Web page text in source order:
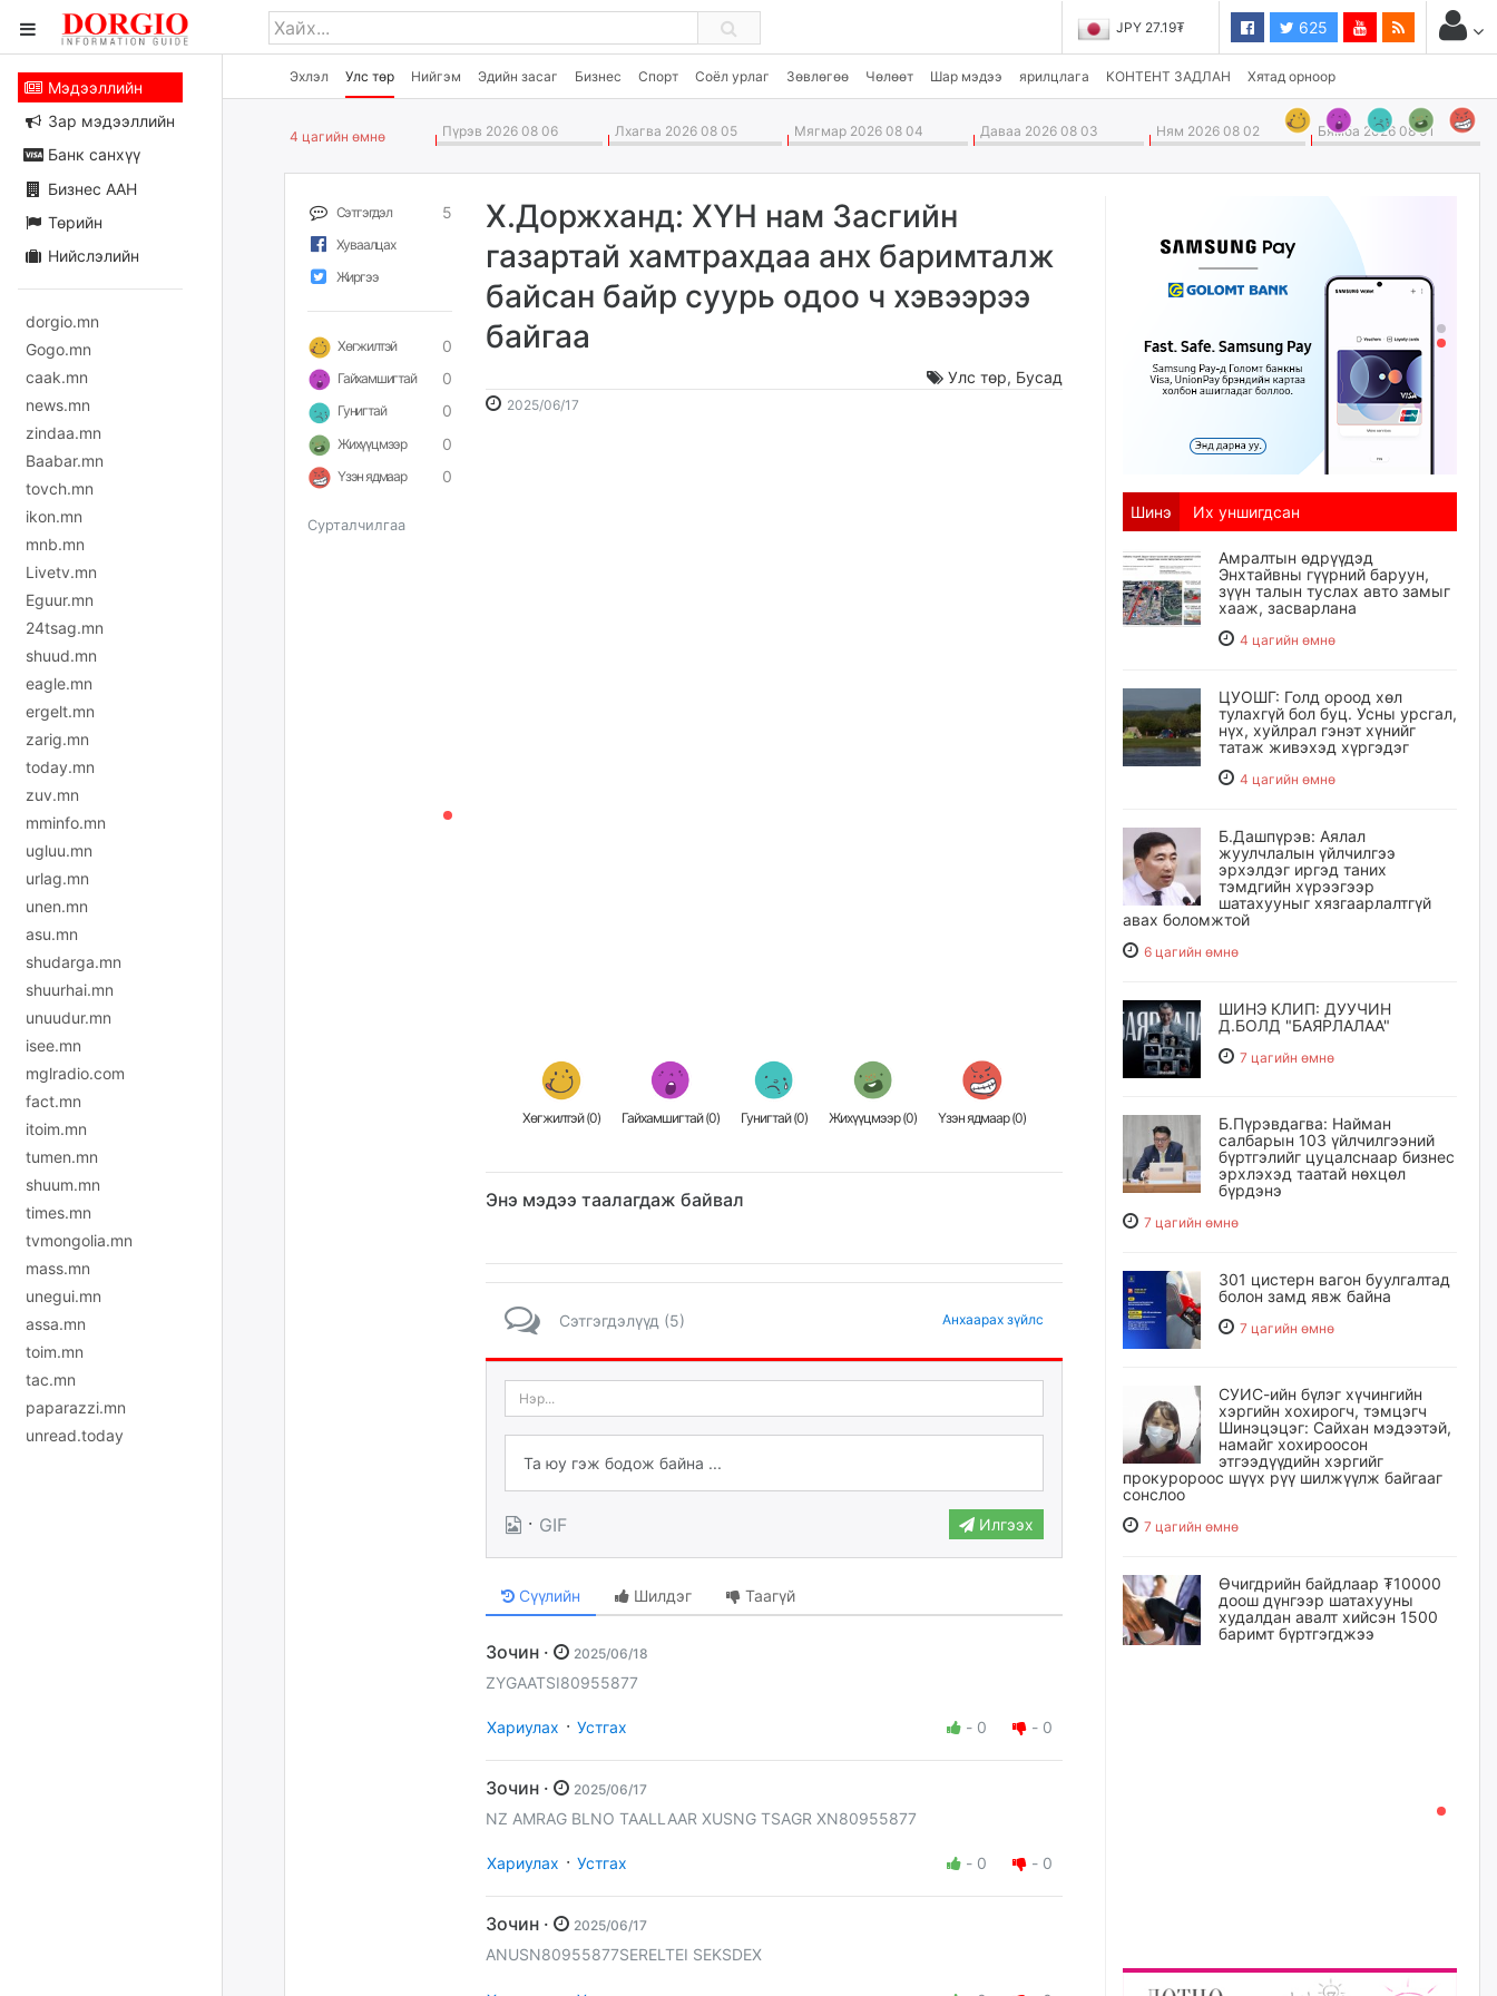
JPY 27.19₮ 625
Эхлэл Улс төр Нийгэм Эдийн засаг Бизнес Спорт Соёл урлаг Зөвлөгөө Чөлөөт Шар мэдээ ярилцлага КОНТЕНТ ЗАДЛАН Хятад орноор
Мэдээллийн
Зар мэдээллийн
Банк санхүү
Бизнес ААН
Төрийн
Нийслэлийн
dorgio.mn
Gogo.mn
caak.mn
news.mn
zindaa.mn
Baabar.mn
tovch.mn
ikon.mn
mnb.mn
Livetv.mn
Eguur.mn
24tsag.mn
shuud.mn
eagle.mn
ergelt.mn
zarig.mn
today.mn
zuv.mn
mminfo.mn
ugluu.mn
urlag.mn
unen.mn
asu.mn
shudarga.mn
shuurhai.mn
unuudur.mn
isee.mn
mglradio.com
fact.mn
itoim.mn
tumen.mn
shuum.mn
times.mn
tvmongolia.mn
mass.mn
unegui.mn
assa.mn
toim.mn
tac.mn
paparazzi.mn
unread.today
4 цагийн өмнө Пүрэв 2026 08 06 Лхагва 2026 08 05 Мягмар 2026 08 04 Даваа 2026 08 03 Ням 2026 08 02 Бямба 2026 08 01
Сэтгэгдэл 5
Хуваалцах
Жиргээ
Хөгжилтэй 0
Гайхамшигтай 0
Гунигтай 0
Жихүүцмээр 0
Үзэн ядмаар 0
Сурталчилгаа
Х.Доржханд: ХҮН нам Засгийн
газартай хамтрахдаа анх баримталж
байсан байр суурь одоо ч хэвээрээ
байгаа
Улс төр, Бусад
2025/06/17
Хөгжилтэй (0) Гайхамшигтай (0) Гунигтай (0) Жихүүцмээр (0) Үзэн ядмаар (0)
Энэ мэдээ таалагдаж байвал
Сэтгэгдэлүүд (5) Анхаарах зүйлс
· GIF Илгээх
Сүүлийн Шилдэг Таагүй
Зочин · 2025/06/18
ZYGAATSI80955877
Хариулах · Устгах - 0 - 0
Зочин · 2025/06/17
NZ AMRAG BLNO TAALLAAR XUSNG TSAGR XN80955877
Хариулах · Устгах - 0 - 0
Зочин · 2025/06/17
ANUSN80955877SERELTEI SEKSDEX
Шинэ Их уншигдсан
Амралтын өдрүүдэд
Энхтайвны гүүрний баруун,
зүүн талын туслах авто замыг
хааж, засварлана
4 цагийн өмнө
ЦУОШГ: Голд ороод хөл
тулахгүй бол буц. Усны урсгал,
нүх, хуйлрал гэнэт хүнийг
татаж живэхэд хүргэдэг
4 цагийн өмнө
Б.Дашпүрэв: Аялал
жуулчлалын үйлчилгээ
эрхэлдэг иргэд таних
тэмдгийн хүрээгээр
шатахууныг хязгаарлалтгүй
авах боломжтой
6 цагийн өмнө
ШИНЭ КЛИП: ДУУЧИН
Д.БОЛД "БАЯРЛАЛАА"
7 цагийн өмнө
Б.Пүрэвдагва: Найман
салбарын 103 үйлчилгээний
бүртгэлийг цуцалснаар бизнес
эрхлэхэд таатай нөхцөл
бүрдэнэ
7 цагийн өмнө
301 цистерн вагон буулгалтад
болон замд явж байна
7 цагийн өмнө
СУИС-ийн бүлэг хүчингийн
хэргийн хохирогч, тэмцэгч
Шинэцэцэг: Сайхан мэдээтэй,
намайг хохироосон
этгээдүүдийн хэргийг
прокуророос шүүх рүү шилжүүлж байгааг
сонслоо
7 цагийн өмнө
Өчигдрийн байдлаар ₮10000
доош дүнгээр шатахууны
худалдан авалт хийсэн 1500
баримт бүртгэгджээ